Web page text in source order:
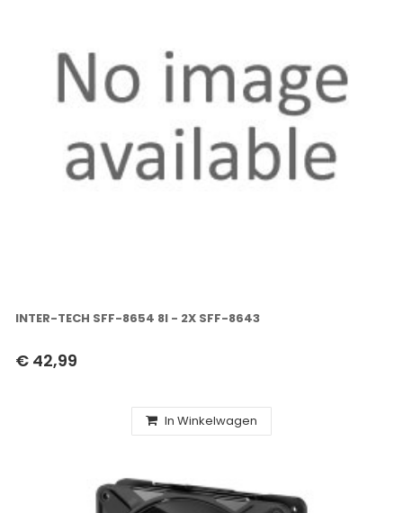
INTER-TECH SFF-8654 8I - 2X SFF-8643
€ 42,99
In Winkelwagen